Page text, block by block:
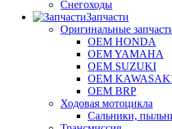
Снегоходы
Запчасти
Оригинальные
OEM HONDA
OEM YAMAHA
OEM SUZUKI
OEM
OEM BRP
Ходовая мотоцикла
Сальники,